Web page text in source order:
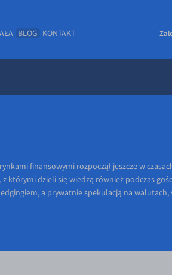
BLOG KONTAKT
finansowymi rozpoczął jeszcze w
którymi dzieli się wiedzą również podczas
a prywatnie spekulacją na walutach,